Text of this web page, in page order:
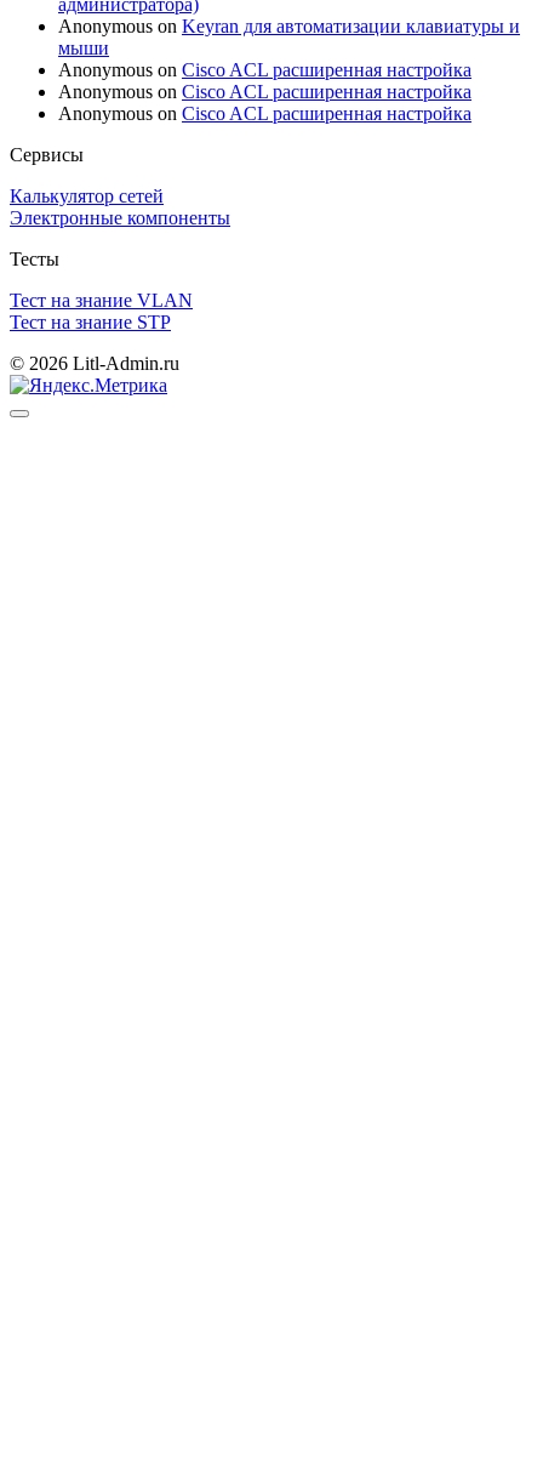
Anonymous on Keyran для автоматизации клавиатуры и
мыши
Anonymous on Cisco ACL расширенная настройка
Anonymous on Cisco ACL расширенная настройка
Anonymous on Cisco ACL расширенная настройка
Сервисы
Калькулятор сетей
Электронные компоненты
Тесты
Тест на знание VLAN
Тест на знание STP
© 2026 Litl-Admin.ru